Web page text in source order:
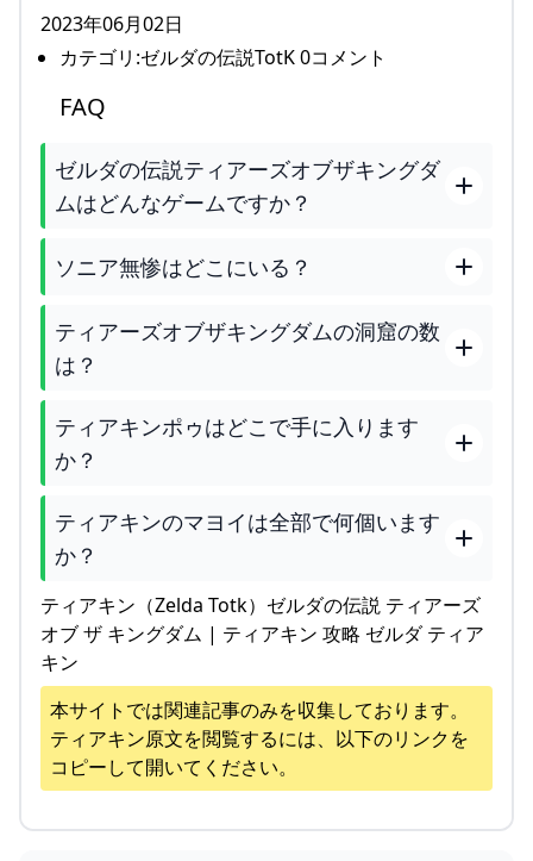
2023年06月02日
カテゴリ:ゼルダの伝説TotK 0コメント
FAQ
ゼルダの伝説ティアーズオブザキングダ
ムはどんなゲームですか？
ソニア無惨はどこにいる？
ティアーズオブザキングダムの洞窟の数
は？
ティアキンポゥはどこで手に入ります
か？
ティアキンのマヨイは全部で何個います
か？
ティアキン（Zelda Totk）ゼルダの伝説 ティアーズ
オブ ザ キングダム | ティアキン 攻略 ゼルダ ティア
キン
本サイトでは関連記事のみを収集しております。
ティアキン原文を閲覧するには、以下のリンクを
コピーして開いてください。